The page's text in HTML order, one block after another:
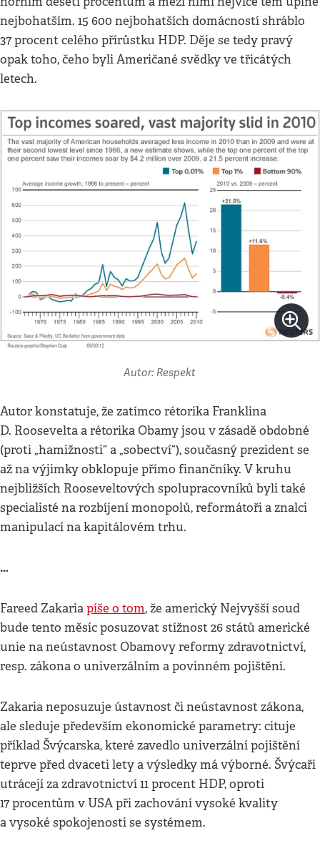
nejbohatším. 15 600 nejbohatších domácností shráblo
37 procent celého přírůstku HDP. Děje se tedy pravý
opak toho, čeho byli Američané svědky ve třicátých
letech.
Autor: Respekt
Autor konstatuje, že zatímco rétorika Franklina
D. Roosevelta a rétorika Obamy jsou v zásadě obdobné
(proti „hamižnosti“ a „sobectví“), současný prezident se
až na výjimky obklopuje přímo finančníky. V kruhu
nejbližších Rooseveltových spolupracovníků byli také
specialisté na rozbíjení monopolů, reformátoři a znalci
manipulací na kapitálovém trhu.
…
Fareed Zakariapíše o tom, že americký Nejvyšší soud
bude tento měsíc posuzovat stížnost 26 států americké
unie na neústavnost Obamovy reformy zdravotnictví,
resp. zákona o univerzálním a povinném pojištění.
Zakaria neposuzuje ústavnost či neústavnost zákona,
ale sleduje především ekonomické parametry: cituje
příklad Švýcarska, které zavedlo univerzální pojištění
teprve před dvaceti lety a výsledky má výborné. Švýcaři
utrácejí za zdravotnictví 11 procent HDP, oproti
17 procentům v USA při zachování vysoké kvality
a vysoké spokojenosti se systémem.